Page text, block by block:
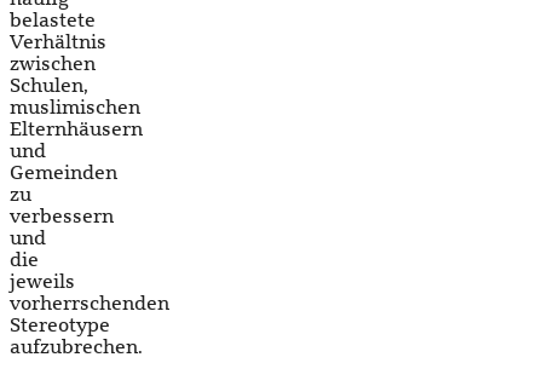
belastete
Verhältnis
zwischen
Schulen,
muslimischen
Elternhäusern
und
Gemeinden
zu
verbessern
und
die
jeweils
vorherrschenden
Stereotype
aufzubrechen.